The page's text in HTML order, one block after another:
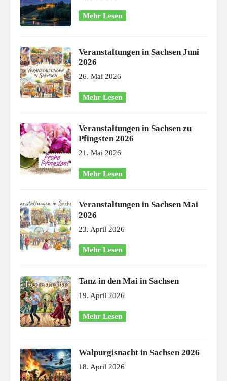
Mehr Lesen
Veranstaltungen in Sachsen Juni
2026
26. Mai 2026
Mehr Lesen
Veranstaltungen in Sachsen zu
Pfingsten 2026
21. Mai 2026
Mehr Lesen
Veranstaltungen in Sachsen Mai
2026
23. April 2026
Mehr Lesen
Tanz in den Mai in Sachsen
19. April 2026
Mehr Lesen
Walpurgisnacht in Sachsen 2026
18. April 2026